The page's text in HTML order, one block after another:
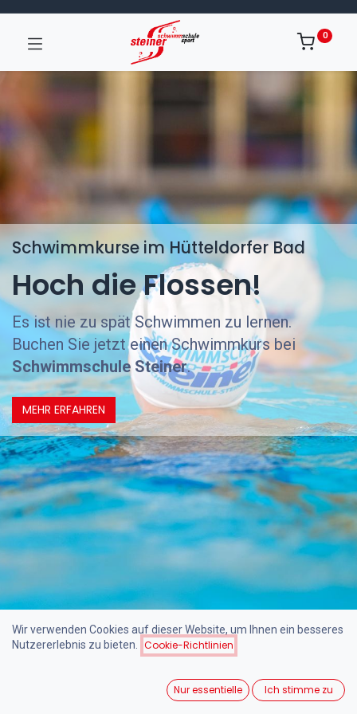
0
Schwimmkurse im Hütteldorfer Bad
Hoch die Flossen!
Es ist nie zu spät Schwimmen zu lernen.
Buchen Sie jetzt einen Schwimmkurs bei
Schwimmschule Steiner.
MEHR ERFAHREN
Schwimmkurse für Kinder & Erwachsene in 1140 Wien
Schwimmen lernen im
Wir verwenden Cookies auf dieser Website, um Ihnen ein besseres
Nutzererlebnis zu bieten.
Cookie-Richtlinien
Nur essentielle Ich stimme zu